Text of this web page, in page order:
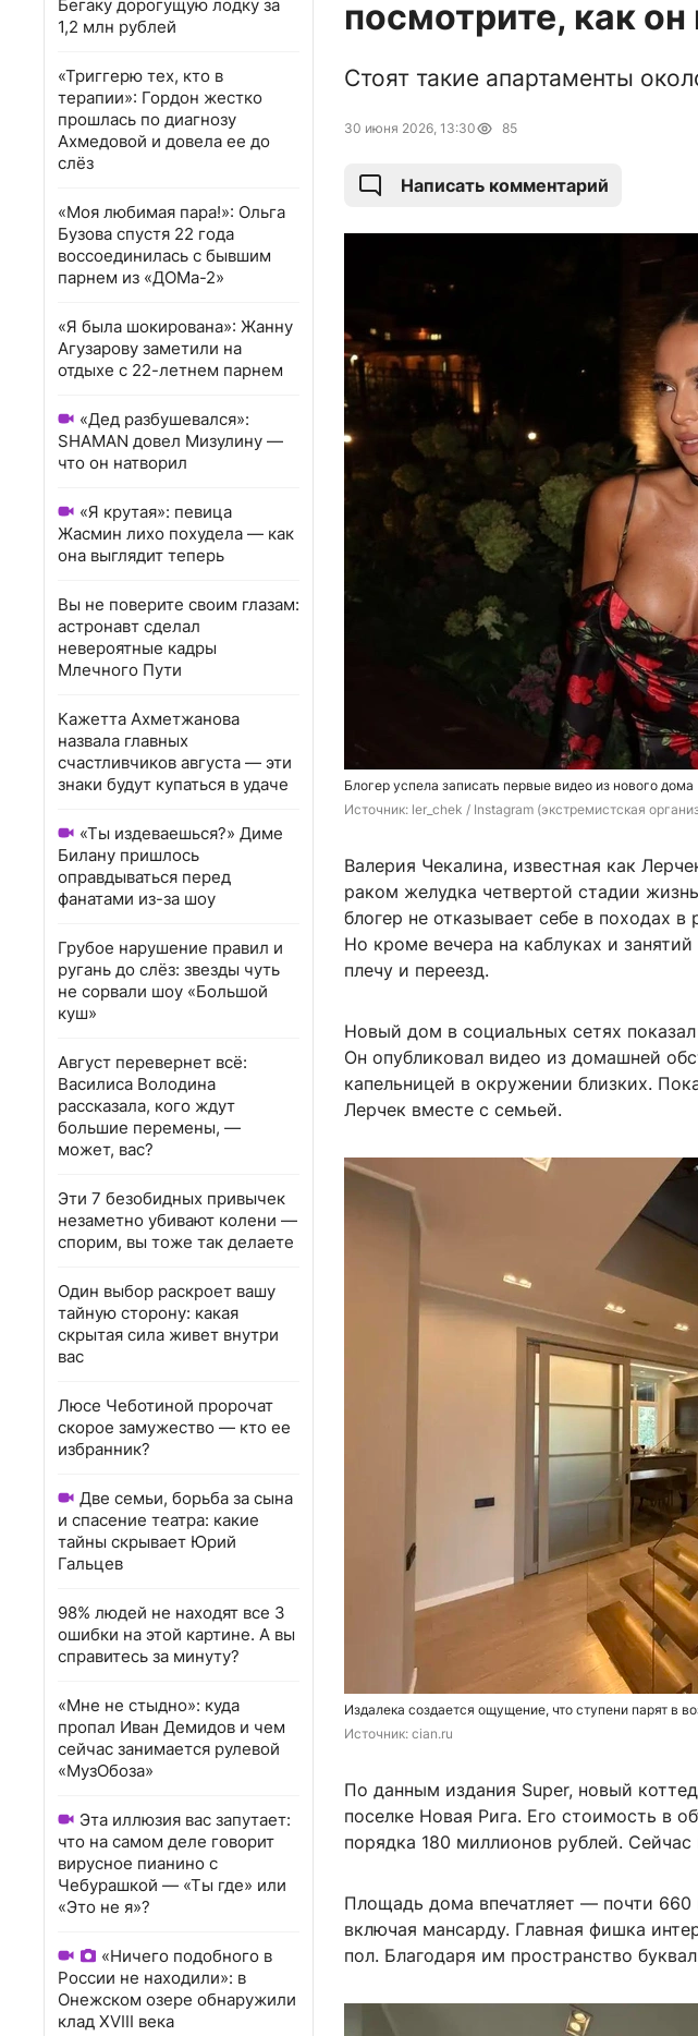
Бегаку дорогущую лодку за
1,2 млн рублей
«Триггерю тех, кто в
терапии»: Гордон жестко
прошлась по диагнозу
Ахмедовой и довела ее до
слёз
«Моя любимая пара!»: Ольга
Бузова спустя 22 года
воссоединилась с бывшим
парнем из «ДОМа-2»
«Я была шокирована»: Жанну
Агузарову заметили на
отдыхе с 22-летнем парнем
«Дед разбушевался»:
SHAMAN довел Мизулину —
что он натворил
«Я крутая»: певица
Жасмин лихо похудела — как
она выглядит теперь
Вы не поверите своим глазам:
астронавт сделал
невероятные кадры
Млечного Пути
Кажетта Ахметжанова
назвала главных
счастливчиков августа — эти
знаки будут купаться в удаче
«Ты издеваешься?» Диме
Билану пришлось
оправдываться перед
фанатами из-за шоу
Грубое нарушение правил и
ругань до слёз: звезды чуть
не сорвали шоу «Большой
куш»
Август перевернет всё:
Василиса Володина
рассказала, кого ждут
большие перемены, —
может, вас?
Эти 7 безобидных привычек
незаметно убивают колени —
спорим, вы тоже так делаете
Один выбор раскроет вашу
тайную сторону: какая
скрытая сила живет внутри
вас
Люсе Чеботиной пророчат
скорое замужество — кто ее
избранник?
Две семьи, борьба за сына
и спасение театра: какие
тайны скрывает Юрий
Гальцев
98% людей не находят все 3
ошибки на этой картине. А вы
справитесь за минуту?
«Мне не стыдно»: куда
пропал Иван Демидов и чем
сейчас занимается рулевой
«МузОбоза»
Эта иллюзия вас запутает:
что на самом деле говорит
вирусное пианино с
Чебурашкой — «Ты где» или
«Это не я»?
«Ничего подобного в
России не находили»: в
Онежском озере обнаружили
клад XVIII века
посмотрите, как он
Стоят такие апартаменты
30 июня 2026, 13:30 85
Написать комментарий
Блогер успела записать первые видео из нового дома
Источник: ler_chek / Instagram (экстремистская
Валерия Чекалина, известная как
раком желудка четвертой стадии
блогер не отказывает себе в походах
Но кроме вечера на каблуках и
плечу и переезд.
Новый дом в социальных сетях
Он опубликовал видео из домашней
капельницей в окружении близких.
Лерчек вместе с семьей.
Издалека создается ощущение, что ступени парят в
Источник: cian.ru
По данным издания Super, новый
поселке Новая Рига. Его стоимость в
порядка 180 миллионов рублей.
Площадь дома впечатляет — почти
включая мансарду. Главная фишка
пол. Благодаря им пространство